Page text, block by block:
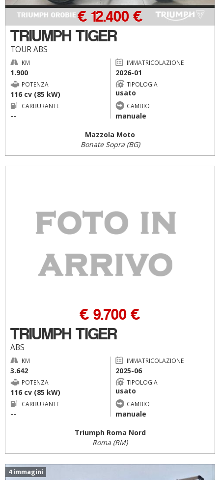
TRIUMPH TIGER
TOUR ABS
€ 12.400 €
KM
1.900
IMMATRICOLAZIONE
2026-01
POTENZA
116 cv (85 kW)
TIPOLOGIA
usato
CARBURANTE
--
CAMBIO
manuale
Mazzola Moto
Bonate Sopra (BG)
TRIUMPH TIGER
ABS
€ 9.700 €
KM
3.642
IMMATRICOLAZIONE
2025-06
POTENZA
116 cv (85 kW)
TIPOLOGIA
usato
CARBURANTE
--
CAMBIO
manuale
Triumph Roma Nord
Roma (RM)
4 immagini